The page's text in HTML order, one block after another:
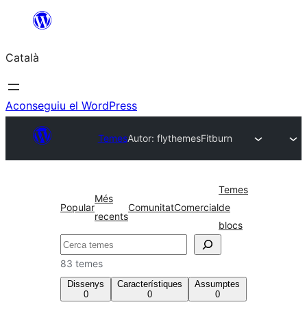
contingut
Català
Aconseguiu el WordPress
TemesAutor: flythemesFitburn
Popular
Més
recents
ComunitatComercial
Temes
de
blocs
Cerca
83 temes
Dissenys
0
Característiques
0
Assumptes
0